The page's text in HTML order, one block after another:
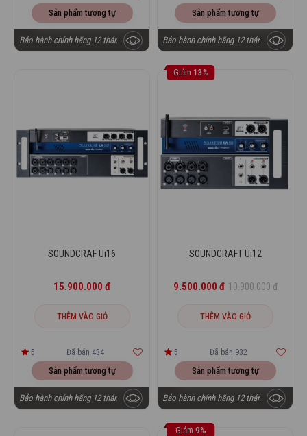
Sản phẩm tương tự
Bảo hành chính hãng 12 tháng
Sản phẩm tương tự
Bảo hành chính hãng 12 tháng
SOUNDCRAF Ui16
15.900.000 đ
THÊM VÀO GIỎ
5 Đã bán 434
Sản phẩm tương tự
Bảo hành chính hãng 12 tháng
Giảm 13%
SOUNDCRAFT Ui12
9.500.000 đ 10.900.000 đ
THÊM VÀO GIỎ
5 Đã bán 932
Sản phẩm tương tự
Bảo hành chính hãng 12 tháng
Giảm 9%